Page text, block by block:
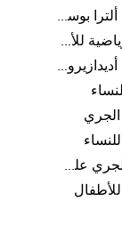
اديداس ألترا بوست
أحذية رياضية للأطفال
اديداس أديدازيرو معدات الجري
أحذية الجري على الطرق الوعرة للرجال